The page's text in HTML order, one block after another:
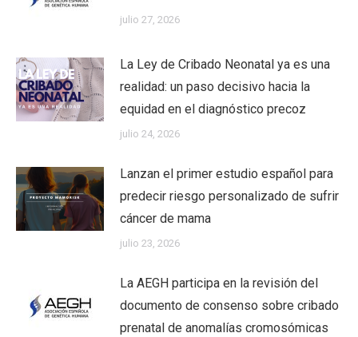
julio 27, 2026
La Ley de Cribado Neonatal ya es una
realidad: un paso decisivo hacia la
equidad en el diagnóstico precoz
julio 24, 2026
Lanzan el primer estudio español para
predecir riesgo personalizado de sufrir
cáncer de mama
julio 23, 2026
La AEGH participa en la revisión del
documento de consenso sobre cribado
prenatal de anomalías cromosómicas